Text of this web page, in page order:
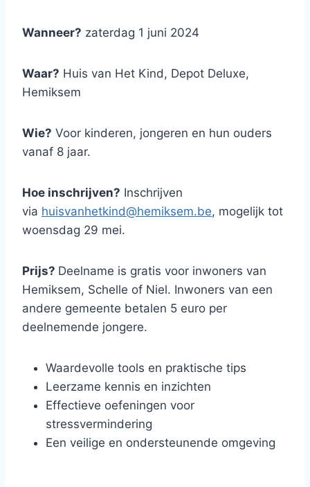
Wanneer? zaterdag 1 juni 2024
Waar? Huis van Het Kind, Depot Deluxe,
Hemiksem
Wie? Voor kinderen, jongeren en hun ouders
vanaf 8 jaar.
Hoe inschrijven? Inschrijven
via huisvanhetkind@hemiksem.be, mogelijk tot
woensdag 29 mei.
Prijs? Deelname is gratis voor inwoners van
Hemiksem, Schelle of Niel. Inwoners van een
andere gemeente betalen 5 euro per
deelnemende jongere.
Waardevolle tools en praktische tips
Leerzame kennis en inzichten
Effectieve oefeningen voor
stressvermindering
Een veilige en ondersteunende omgeving